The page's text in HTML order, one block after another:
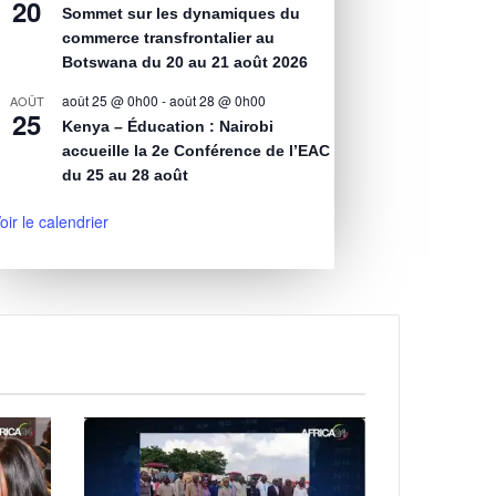
20
Sommet sur les dynamiques du
commerce transfrontalier au
Botswana du 20 au 21 août 2026
AOÛT
25
août 25 @ 0h00 -août 28 @ 0h00
Kenya – Éducation : Nairobi
accueille la 2e Conférence de l’EAC
du 25 au 28 août
le calendrier